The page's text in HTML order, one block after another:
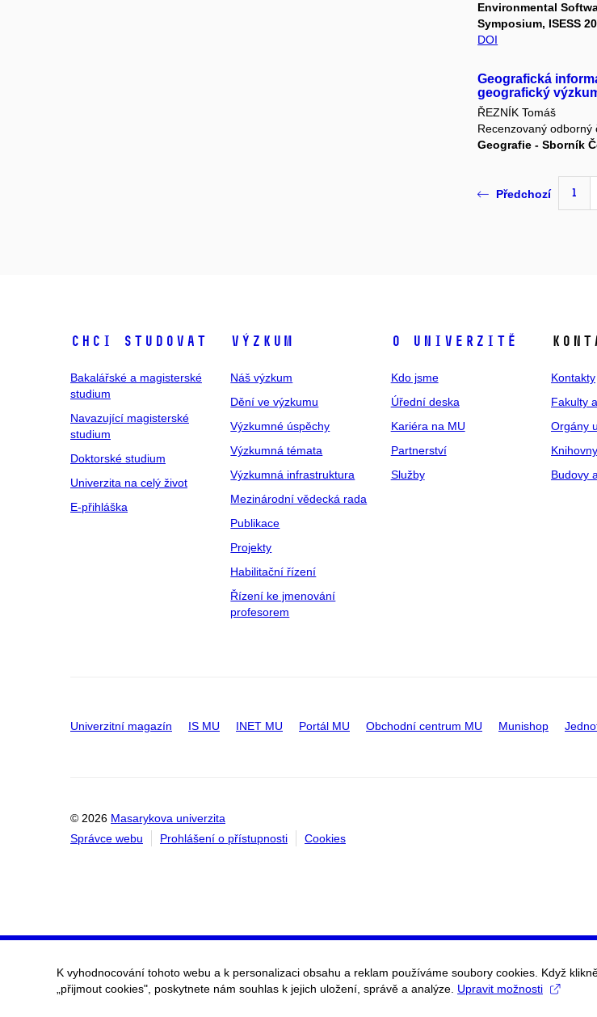
Environmental
Symposium, ISESS
DOI
Geografická
geografický
ŘEZNÍK Tomáš
Recenzovaný odborný
Geografie - Sborník
Předchozí 1
Chci studovat
Bakalářské a magisterské
studium
Navazující magisterské
studium
Doktorské studium
Univerzita na celý život
E-přihláška
Výzkum
Náš výzkum
Dění ve výzkumu
Výzkumné úspěchy
Výzkumná témata
Výzkumná infrastruktura
Mezinárodní vědecká rada
Publikace
Projekty
Habilitační řízení
Řízení ke jmenování
profesorem
O univerzitě
Kdo jsme
Úřední deska
Kariéra na MU
Partnerství
Služby
Kontakty
Fakulty
Orgány
Knihovny
Budovy
Univerzitní magazín IS MU INET MU Portál MU Obchodní centrum MU Munishop
© 2026 Masarykova univerzita
Správce webu
Prohlášení o přístupnosti Cookies
K vyhodnocování tohoto webu a k personalizaci obsahu a reklam používáme soubory cookies. Když
„přijmout cookies", poskytnete nám souhlas k jejich uložení, správě a analýze. Upravit možnosti